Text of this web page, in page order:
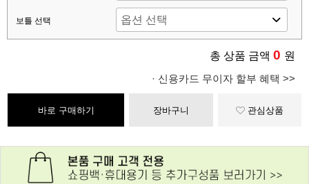
보틀 선택
총 상품 금액 0 원
· 신용카드 무이자 할부 혜택 >>
바로 구매하기 장바구니 관심상품